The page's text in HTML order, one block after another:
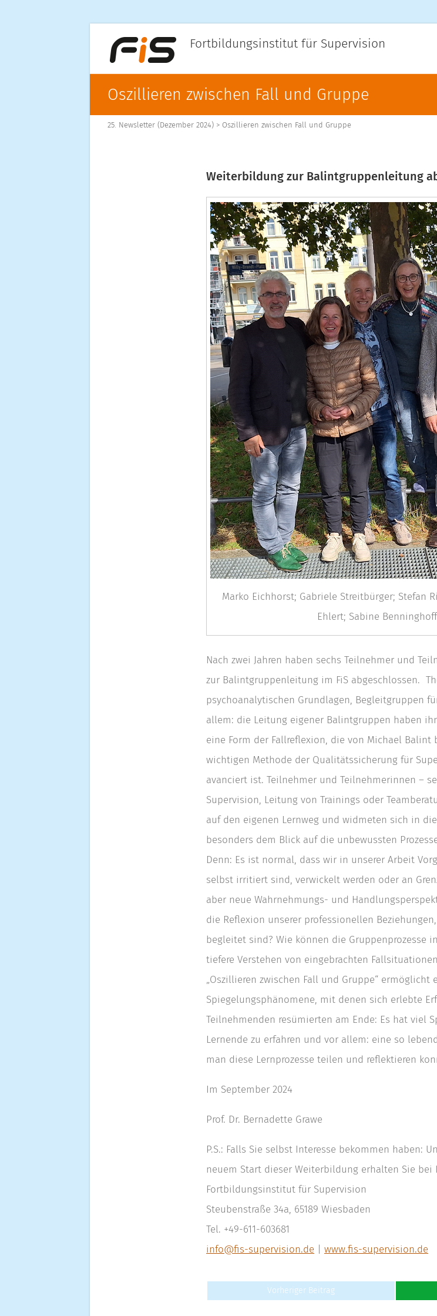
Fortbildungsinstitut für Supervision
Oszillieren zwischen Fall und Gruppe
25. Newsletter (Dezember 2024) > Oszillieren zwischen Fall und Gruppe
Weiterbildung zur Balintgruppenleitung
Marko Eichhorst; Gabriele Streitbürger; Stefan
Ehlert; Sabine
Nach zwei Jahren haben sechs Teilnehmer und
zur Balintgruppenleitung im FiS abgeschlossen.
psychoanalytischen Grundlagen, Begleitgruppen
allem: die Leitung eigener Balintgruppen haben
eine Form der Fallreflexion, die von Michael Balint
wichtigen Methode der Qualitätssicherung für
avanciert ist. Teilnehmer und Teilnehmerinnen –
Supervision, Leitung von Trainings oder
auf den eigenen Lernweg und widmeten sich in
besonders dem Blick auf die unbewussten
Denn: Es ist normal, dass wir in unserer Arbeit
selbst irritiert sind, verwickelt werden oder an
aber neue Wahrnehmungs- und
die Reflexion unserer professionellen
begleitet sind? Wie können die Gruppenprozesse
tiefere Verstehen von eingebrachten
„Oszillieren zwischen Fall und Gruppe“ ermöglicht
Spiegelungsphänomene, mit denen sich erlebte
Teilnehmenden resümierten am Ende: Es hat viel
Lernende zu erfahren und vor allem: eine so
man diese Lernprozesse teilen und reflektieren
Im September 2024
Prof. Dr. Bernadette Grawe
P.S.: Falls Sie selbst Interesse bekommen haben:
neuem Start dieser Weiterbildung erhalten Sie bei
Fortbildungsinstitut für Supervision
Steubenstraße 34a, 65189 Wiesbaden
Tel. +49-611-603681
info@fis-supervision.de |www.fis-supervision.de
Vorheriger Beitrag